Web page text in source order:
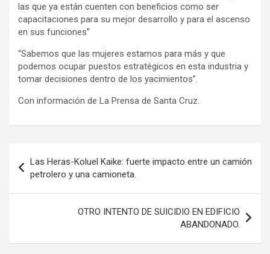
las que ya están cuenten con beneficios como ser
capacitaciones para su mejor desarrollo y para el ascenso
en sus funciones”
“Sabemos que las mujeres estamos para más y que
podemos ocupar puestos estratégicos en esta industria y
tomar decisiones dentro de los yacimientos”.
Con información de La Prensa de Santa Cruz.
de
entradas
Las Heras-Koluel Kaike: fuerte impacto entre un camión
petrolero y una camioneta.
OTRO INTENTO DE SUICIDIO EN EDIFICIO
ABANDONADO.